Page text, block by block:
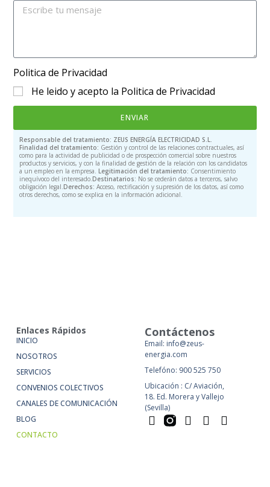
Politica de Privacidad
He leido y acepto la Politica de Privacidad
ENVIAR
Responsable del tratamiento: ZEUS ENERGÍA ELECTRICIDAD S.L.
Finalidad del tratamiento: Gestión y control de las relaciones contractuales, así
como para la actividad de publicidad o de prospección comercial sobre nuestros
productos y servicios, y con la finalidad de gestión de la relación con los candidatos
a un empleo en la empresa.Legitimación del tratamiento: Consentimiento
inequívoco del interesado.Destinatarios: No se cederán datos a terceros, salvo
obligación legal.Derechos: Acceso, rectificación y supresión de los datos, así como
otros derechos, como se explica en la información adicional.
Enlaces Rápidos
INICIO
NOSOTROS
SERVICIOS
CONVENIOS COLECTIVOS
CANALES DE COMUNICACIÓN
BLOG
CONTACTO
Contáctenos
Email: info@zeus-
energia.com
Telefóno: 900 525 750
Ubicación : C/ Aviación,
18. Ed. Morera y Vallejo
(Sevilla)